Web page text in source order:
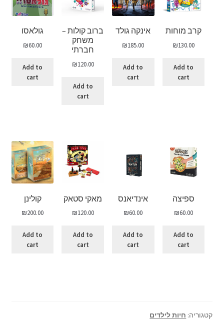
קרב מוחות
₪130.00
Add to
cart
אינקה גולד
₪185.00
Add to
cart
ברוב קולות –
משחק
חברתי
₪120.00
Add to
cart
גולאסו
₪60.00
Add to
cart
ספיצה
₪60.00
Add to
cart
אינדיאנס
₪60.00
Add to
cart
מאקי סטאק
₪120.00
Add to
cart
קולינן
₪200.00
Add to
cart
קטגוריה: חיות לילדים